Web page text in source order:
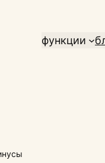
функции